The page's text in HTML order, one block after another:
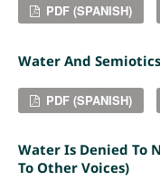
PDF (SPANISH)
Water And Semiotics
PDF (SPANISH)
Water Is Denied To
To Other Voices)